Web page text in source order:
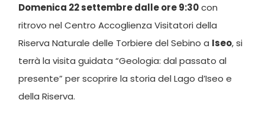
Domenica 22 settembre dalle ore 9:30con
ritrovo nel Centro Accoglienza Visitatori della
Riserva Naturale delle Torbiere del Sebino a Iseo, si
terrà la visita guidata “Geologia: dal passato al
presente” per scoprire la storia del Lago d’Iseo e
della Riserva.